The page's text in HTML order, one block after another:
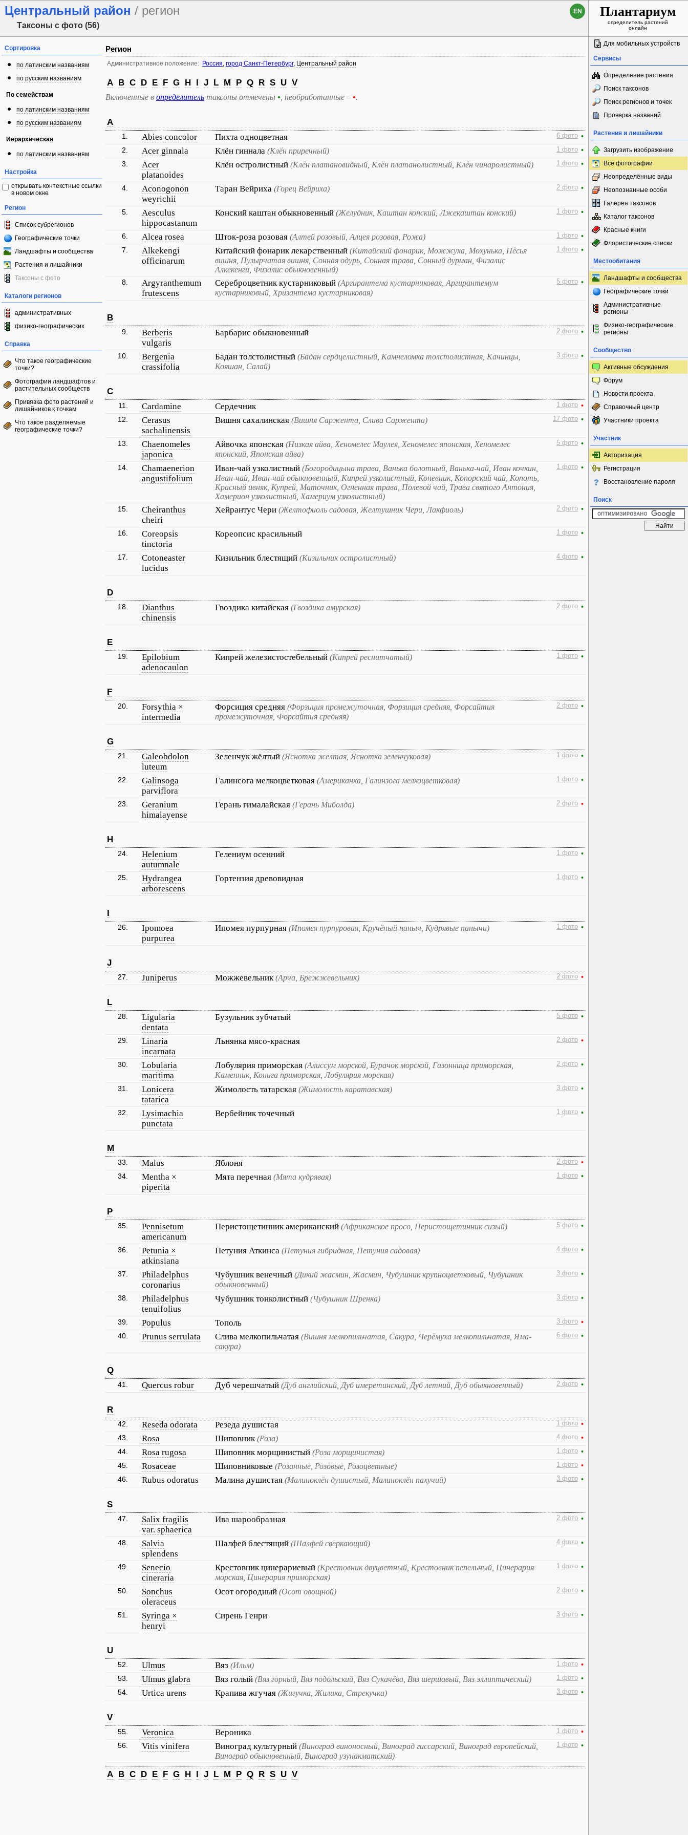
Центральный район / регион
Таксоны с фото (56)
EN Плантариум
определитель растений
онлайн
Сортировка
по латинским названиям
по русским названиям
По семействам
по латинским названиям
по русским названиям
Иерархическая
по латинским названиям
Настройка
открывать контекстные ссылки
в новом окне
Регион
Список субрегионов
Географические точки
Ландшафты и сообщества
Растения и лишайники
Таксоны с фото
Каталоги регионов
административных
физико-географических
Справка
Что такое географические
точки?
Фотографии ландшафтов и
растительных сообществ
Привязка фото растений и
лишайников к точкам
Что такое разделяемые
географические точки?
Регион
Административное положение: Россия, город Санкт-Петербург, Центральный район
A B C D E F G H I J L M P Q R S U V
Включенные в определитель таксоны отмечены • , необработанные – •.
A
1. Abies concolor Пихта одноцветная 6 фото •
2.
Acer ginnala Клён гиннала (Клён приречный) 1 фото •
3.
Acer
platanoides
Клён остролистный (Клён платановидный, Клён платанолистный, Клён чинаролистный) 1 фото •
4.
Aconogonon
weyrichii
Таран Вейриха (Горец Вейриха) 2 фото •
5.
Aesculus
hippocastanum
Конский каштан обыкновенный (Желудник, Каштан конский, Лжекаштан конский) 1 фото •
6. Alcea rosea Шток-роза розовая (Алтей розовый, Алцея розовая, Рожа) 1 фото •
7.
Alkekengi
officinarum
Китайский фонарик лекарственный (Китайский фонарик, Можжуха, Мохунька, Пёсья
вишня, Пузырчатая вишня, Сонная одурь, Сонная трава, Сонный дурман, Физалис
Алкекенги, Физалис обыкновенный)
1 фото •
8.
Argyranthemum
frutescens
Сереброцветник кустарниковый (Аргирантема кустарниковая, Аргирантемум
кустарниковый, Хризантема кустарниковая)
5 фото •
B
9.
Berberis
vulgaris
Барбарис обыкновенный 2 фото •
10.
Bergenia
crassifolia
Бадан толстолистный (Бадан сердцелистный, Камнеломка толстолистная, Качинцы,
Кояшан, Салай)
3 фото •
C
11. Cardamine Сердечник 1 фото •
12.
Cerasus
sachalinensis
Вишня сахалинская (Вишня Саржента, Слива Саржента) 17 фото •
13.
Chaenomeles
japonica
Айвочка японская (Низкая айва, Хеномелес Маулея, Хеномелес японская, Хеномелес
японский, Японская айва)
5 фото •
14.
Chamaenerion
angustifolium
Иван-чай узколистный (Богородицына трава, Ванька болотный, Ванька-чай, Иван кочкин,
Иван-чай, Иван-чай обыкновенный, Кипрей узколистный, Коневник, Копорский чай, Копоть,
Красный ивняк, Купрей, Маточник, Огненная трава, Полевой чай, Трава святого Антония,
Хамерион узколистный, Хамериум узколистный)
1 фото •
15.
Cheiranthus
cheiri
Хейрантус Чери (Желтофиоль садовая, Желтушник Чери, Лакфиоль) 2 фото •
16.
Coreopsis
tinctoria
Кореопсис красильный 1 фото •
17.
Cotoneaster
lucidus
Кизильник блестящий (Кизильник остролистный) 4 фото •
D
18.
Dianthus
chinensis
Гвоздика китайская (Гвоздика амурская) 2 фото •
E
19.
Epilobium
adenocaulon
Кипрей железистостебельный (Кипрей реснитчатый) 1 фото •
F
20.
Forsythia ×
intermedia
Форсиция средняя (Форзиция промежуточная, Форзиция средняя, Форсайтия
промежуточная, Форсайтия средняя)
2 фото •
G
21.
Galeobdolon
luteum
Зеленчук жёлтый (Яснотка желтая, Яснотка зеленчуковая) 1 фото •
22.
Galinsoga
parviflora
Галинсога мелкоцветковая (Американка, Галинзога мелкоцветковая) 1 фото •
23.
Geranium
himalayense
Герань гималайская (Герань Миболда) 2 фото •
H
24.
Helenium
autumnale
Гелениум осенний 1 фото •
25.
Hydrangea
arborescens
Гортензия древовидная 1 фото •
I
26.
Ipomoea
purpurea
Ипомея пурпурная (Ипомея пурпуровая, Кручёный паныч, Кудрявые панычи) 1 фото •
J
27. Juniperus Можжевельник(Арча, Брежжевельник) 2 фото •
L
28.
Ligularia
dentata
Бузульник зубчатый 5 фото •
29.
Linaria
incarnata
Льнянка мясо-красная 2 фото •
30.
Lobularia
maritima
Лобулярия приморская (Алиссум морской, Бурачок морской, Газонница приморская,
Каменник, Конига приморская, Лобулярия морская)
2 фото •
31.
Lonicera
tatarica
Жимолость татарская (Жимолость каратавская) 3 фото •
32.
Lysimachia
punctata
Вербейник точечный 1 фото •
M
33. Malus Яблоня 2 фото •
34.
Mentha ×
piperita
Мята перечная (Мята кудрявая) 1 фото •
P
35.
Pennisetum
americanum
Перистощетинник американский (Африканское просо, Перистощетинник сизый) 5 фото •
36.
Petunia ×
atkinsiana
Петуния Аткинса (Петуния гибридная, Петуния садовая) 4 фото •
37.
Philadelphus
coronarius
Чубушник венечный (Дикий жасмин, Жасмин, Чубушник крупноцветковый, Чубушник
обыкновенный)
3 фото •
38.
Philadelphus
tenuifolius
Чубушник тонколистный (Чубушник Шренка) 3 фото •
39. Populus Тополь 3 фото •
40.
Prunus serrulata Слива мелкопильчатая (Вишня мелкопильчатая, Сакура, Черёмуха мелкопильчатая, Яма-
сакура)
6 фото •
Q
41. Quercus robur Дуб черешчатый (Дуб английский, Дуб имеретинский, Дуб летний, Дуб обыкновенный) 2 фото •
R
42. Reseda odorata Резеда душистая 1 фото •
43.
Rosa Шиповник(Роза) 4 фото •
44.
Rosa rugosa Шиповник морщинистый (Роза морщинистая) 1 фото •
45.
Rosaceae Шиповниковые (Розанные, Розовые, Розоцветные) 1 фото •
46.
Rubus odoratus Малина душистая (Малиноклён душистый, Малиноклён пахучий) 3 фото •
S
47.
Salix fragilis
var. sphaerica
Ива шарообразная 2 фото •
48.
Salvia
splendens
Шалфей блестящий (Шалфей сверкающий) 4 фото •
49.
Senecio
cineraria
Крестовник цинерариевый (Крестовник двуцветный, Крестовник пепельный, Цинерария
морская, Цинерария приморская)
1 фото •
50.
Sonchus
oleraceus
Осот огородный (Осот овощной) 2 фото •
51.
Syringa ×
henryi
Сирень Генри 3 фото •
U
52. Ulmus Вяз (Ильм) 1 фото •
53.
Ulmus glabra Вяз голый (Вяз горный, Вяз подольский, Вяз Сукачёва, Вяз шершавый, Вяз эллиптический) 1 фото •
54.
Urtica urens Крапива жгучая (Жигучка, Жилика, Стрекучка) 3 фото •
V
55. Veronica Вероника 1 фото •
56.
Vitis vinifera Виноград культурный (Виноград виноносный, Виноград гиссарский, Виноград европейский,
Виноград обыкновенный, Виноград узунакматский)
1 фото •
A B C D E F G H I J L M P Q R S U V
Для мобильных устройств
Сервисы
Определение растения
Поиск таксонов
Поиск регионов и точек
Проверка названий
Растения и лишайники
Загрузить изображение
Все фотографии
Неопределённые виды
Неопознанные особи
Галерея таксонов
Каталог таксонов
Красные книги
Флористические списки
Местообитания
Ландшафты и сообщества
Географические точки
Административные
регионы
Физико-географические
регионы
Сообщество
Активные обсуждения
Форум
Новости проекта
Справочный центр
Участники проекта
Участник
Авторизация
Регистрация
Восстановление пароля
Поиск